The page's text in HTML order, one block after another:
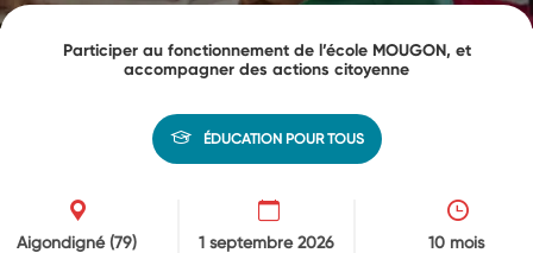
Participer au fonctionnement de l’école MOUGON, et
accompagner des actions citoyenne
ÉDUCATION POUR TOUS
Aigondigné(79) 1 septembre 2026 10 mois